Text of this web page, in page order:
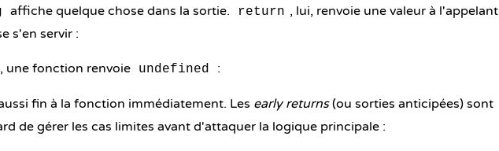
affiche quelque chose dans la sortie. return , lui, renvoie une valeur à l'appelant
s'en servir :
, une fonction renvoie undefined :
fin à la fonction immédiatement. Les early returns(ou sorties anticipées) sont
de gérer les cas limites avant d'attaquer la logique principale :